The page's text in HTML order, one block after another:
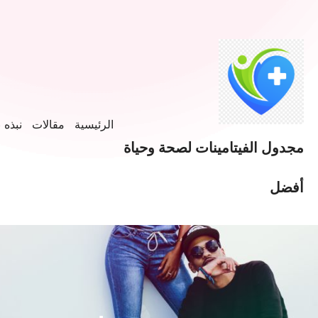
مجدول الفيتامينات لصحة وحياة
أفضل
الرئيسية مقالات نبذه